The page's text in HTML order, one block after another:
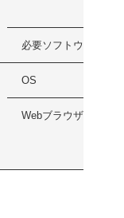
必要ソフトウェア
OS
Webブラウザ